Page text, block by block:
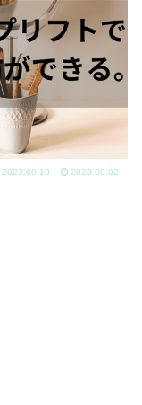
2023.08.13 2023.08.02